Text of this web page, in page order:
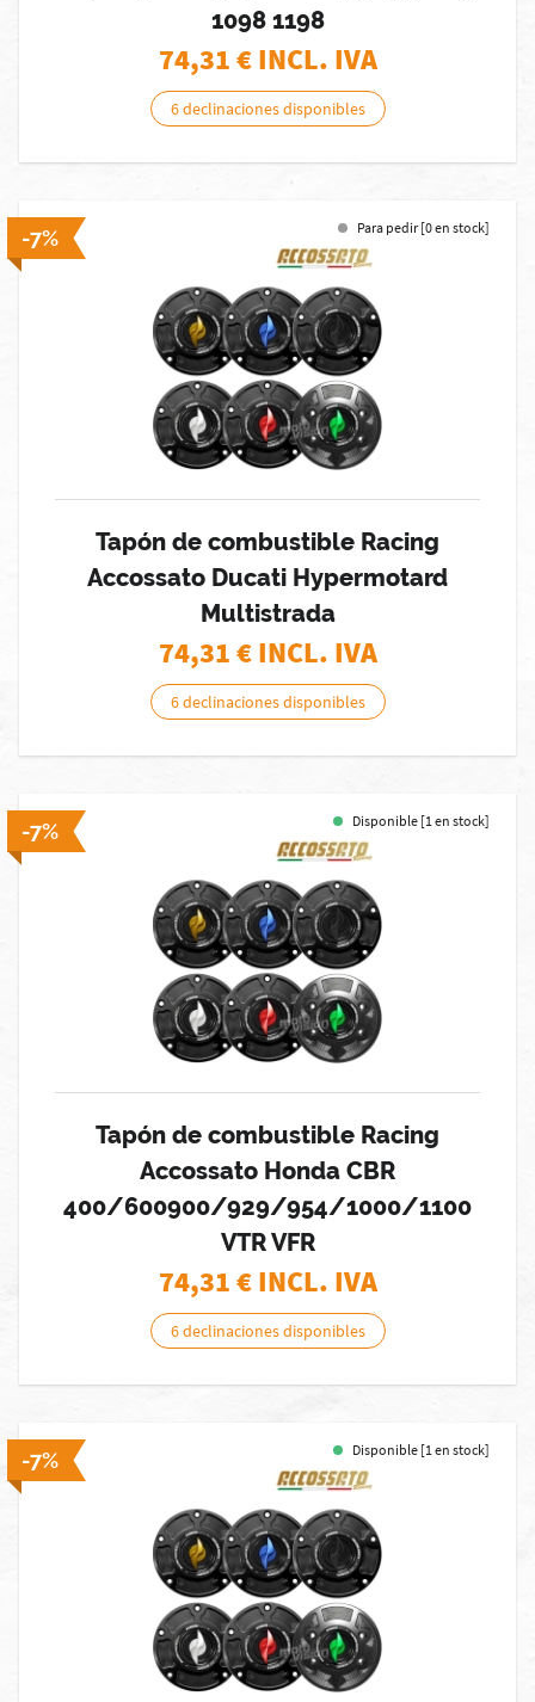
1098 1198
74,31€ INCL. IVA
6 declinaciones disponibles
-7% Para pedir [0 en stock]
Tapón de combustible Racing
Accossato Ducati Hypermotard
Multistrada
74,31€ INCL. IVA
6 declinaciones disponibles
-7% Disponible [1 en stock]
Tapón de combustible Racing
Accossato Honda CBR
400/600900/929/954/1000/1100
VTR VFR
74,31€ INCL. IVA
6 declinaciones disponibles
-7% Disponible [1 en stock]